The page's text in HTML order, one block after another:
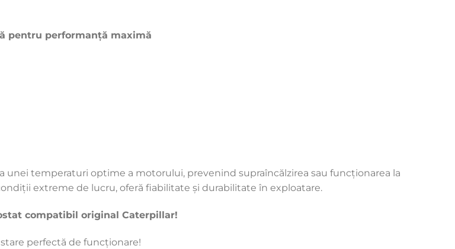
pentru performanță maximă
temperaturi optime a motorului, prevenind supraîncălzirea sau funcționarea la
extreme de lucru, oferă fiabilitate și durabilitate în exploatare.
compatibil original Caterpillar!
perfectă de funcționare!